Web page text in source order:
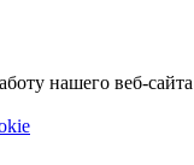
нашего веб-сайта